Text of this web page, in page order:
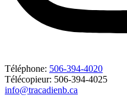
Téléphone: 506-394-4020
Télécopieur: 506-394-4025
info@tracadienb.ca